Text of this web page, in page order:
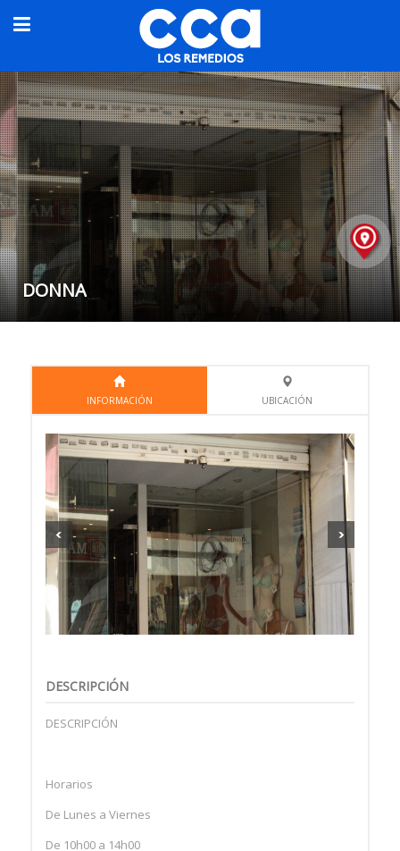
DONNA
INFORMACIÓN UBICACIÓN
DESCRIPCIÓN
DESCRIPCIÓN
Horarios
De Lunes a Viernes
De 10h00 a 14h00